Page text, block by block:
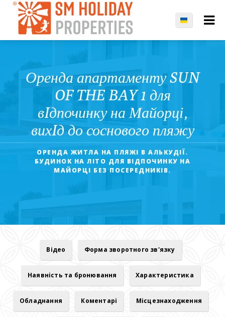
Оренда апартаменту SUN
OF THE BAY 1 для
вIдпочинку на Майорці,
вихIд до соснового пляжу
ОРЕНДА ЖИТЛА НА ПЛЯЖІ В АЛЬКУДІЇ.
БУДИНОК НА ЛІТО ДЛЯ ВІДПОЧИНКУ НА
МАЙОРЦІ БЕЗ ПОСЕРЕДНИКІВ.
Відео Форма зворотного зв'язку
Наявність та бронювання Характеристика
Обладнання Коментарі Місцезнаходження